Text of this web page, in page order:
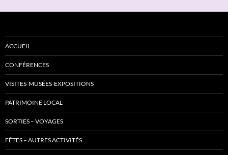
ACCUEIL
CONFÉRENCES
VISITES-MUSÉES-EXPOSITIONS
PATRIMOINE LOCAL
SORTIES – VOYAGES
FÊTES – AUTRES ACTIVITÉS